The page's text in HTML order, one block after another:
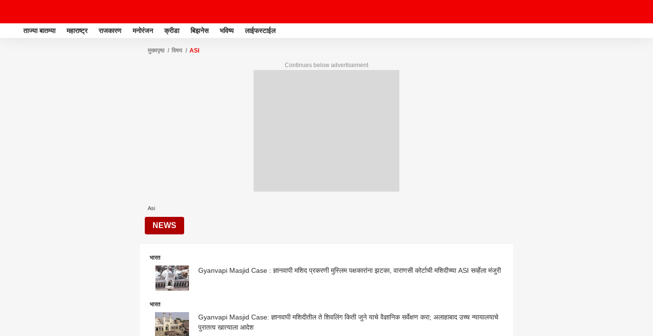
ताज्या बातम्या महाराष्ट्र राजकारण मनोरंजन क्रीडा बिझनेस भविष्य लाईफस्टाईल
मुख्यपृष्ठ विषय ASI
Continues below advertisement
Asi
NEWS
भारत
Gyanvapi Masjid Case : ज्ञानवापी मशिद प्रकरणी मुस्लिम पक्षकारांना झटका, वाराणसी कोर्टाची मशिदीच्या ASI सर्व्हेला मंजुरी
भारत
Gyanvapi Masjid Case: ज्ञानवापी मशिदीतील ते शिवलिंग किती जुने याचे वैज्ञानिक सर्वेक्षण करा; अलाहाबाद उच्च न्यायालयाचे
पुरातत्व खात्याला आदेश